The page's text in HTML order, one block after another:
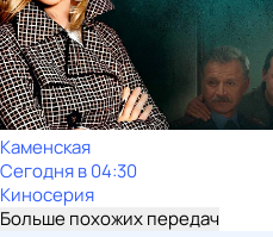
Каменская
Сегодня в 04:30
Киносерия
Больше похожих передач